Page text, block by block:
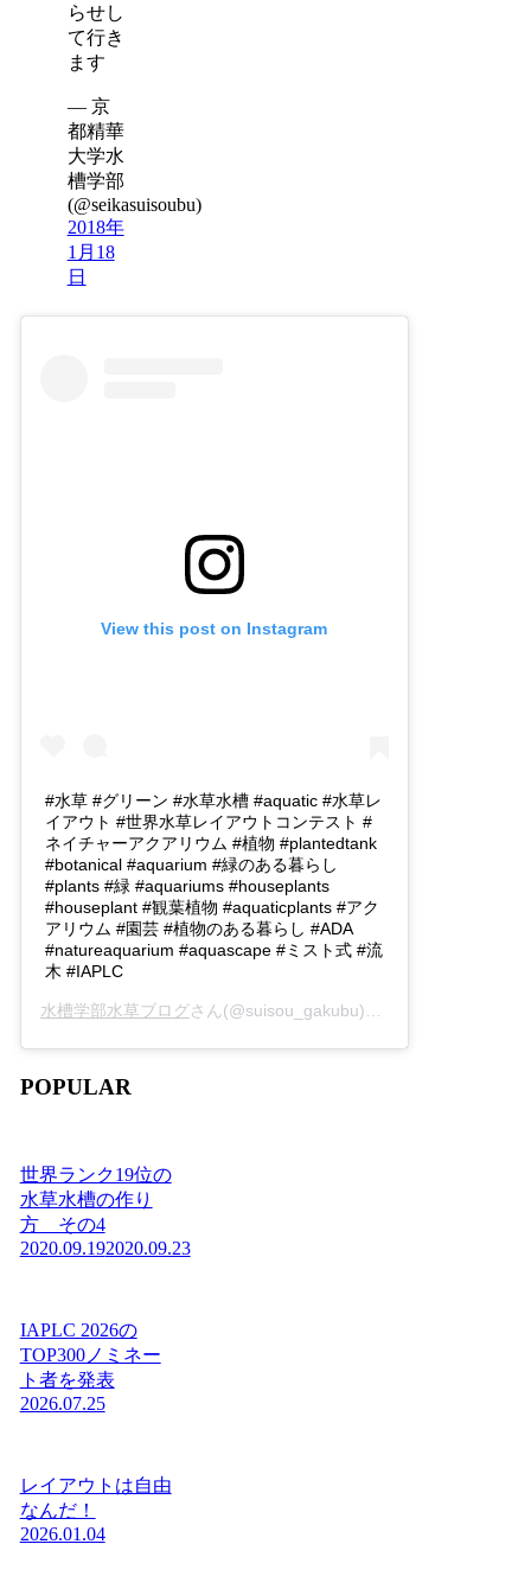
らせし
て行き
ます
— 京
都精華
大学水
槽学部
(@seikasuisoubu)
2018年
1月18
日
View this post on Instagram
#水草 #グリーン #水草水槽 #aquatic #水草レ
イアウト #世界水草レイアウトコンテスト #
ネイチャーアクアリウム #植物 #plantedtank
#botanical #aquarium #緑のある暮らし
#plants #緑 #aquariums #houseplants
#houseplant #観葉植物 #aquaticplants #アク
アリウム #園芸 #植物のある暮らし #ADA
#natureaquarium #aquascape #ミスト式 #流
木 #IAPLC
水槽学部水草ブログさん(@suisou_gakubu)がシェアした投稿 -
POPULAR
世界ランク19位の
水草水槽の作り
方 その4
2020.09.192020.09.23
IAPLC 2026の
TOP300ノミネー
ト者を発表
2026.07.25
レイアウトは自由
なんだ！
2026.01.04